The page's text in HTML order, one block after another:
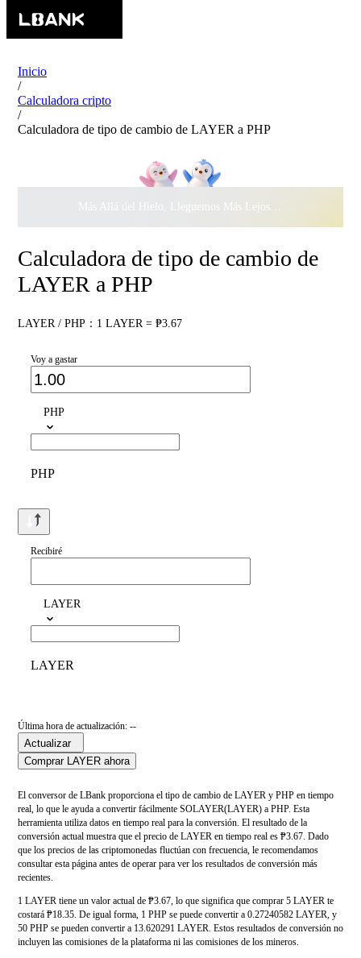
Inicio
/
Calculadora cripto
/
Calculadora de tipo de cambio de LAYER a PHP
Más Allá del Hielo, Lleguemos Más Lejos Juntos ·
Calculadora de tipo de cambio de
LAYER a PHP
LAYER / PHP：1 LAYER = ₱3.67
Voy a gastar
PHP
PHP
Recibiré
LAYER
LAYER
Última hora de actualización: --
Actualizar
Comprar LAYER ahora
El conversor de LBank proporciona el tipo de cambio de LAYER y PHP en tiempo
real, lo que le ayuda a convertir fácilmente SOLAYER(LAYER) a PHP. Esta
herramienta utiliza datos en tiempo real para la conversión. El resultado de la
conversión actual muestra que el precio de LAYER en tiempo real es ₱3.67. Dado
que los precios de las criptomonedas fluctúan con frecuencia, le recomendamos
consultar esta página antes de operar para ver los resultados de conversión más
recientes.
1 LAYER tiene un valor actual de ₱3.67, lo que significa que comprar 5 LAYER te
costará ₱18.35. De igual forma, 1 PHP se puede convertir a 0.27240582 LAYER, y
50 PHP se pueden convertir a 13.620291 LAYER. Estos resultados de conversión no
incluyen las comisiones de la plataforma ni las comisiones de los mineros.